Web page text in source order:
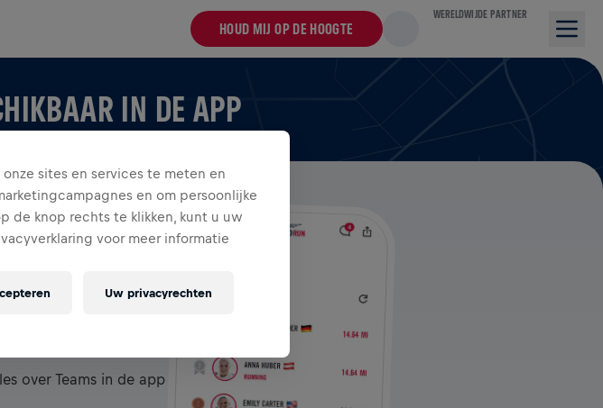
HOUD MIJ OP DE HOOGTE
WERELDWIJDE PARTNER
IN DE APP
over Teams in de app
sites en services te meten en
en om persoonlijke
de knop rechts te klikken, kunt u uw
voor meer informatie
Uw privacyrechten